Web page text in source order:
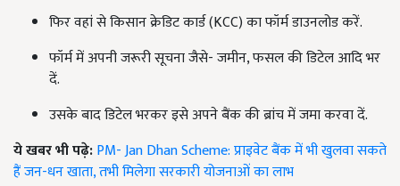
फिर वहां से किसान क्रेडिट कार्ड (KCC) का फॉर्म डाउनलोड करें.
फॉर्म में अपनी जरूरी सूचना जैसे- जमीन, फसल की डिटेल आदि भर
दें.
उसके बाद डिटेल भरकर इसे अपने बैंक की ब्रांच में जमा करवा दें.
ये खबर भी पढ़े:PM- Jan Dhan Scheme: प्राइवेट बैंक में भी खुलवा सकते
हैं जन-धन खाता, तभी मिलेगा सरकारी योजनाओं का लाभ